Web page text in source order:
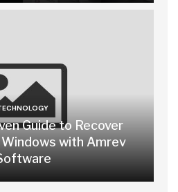
Guide to Recover
with Amrev